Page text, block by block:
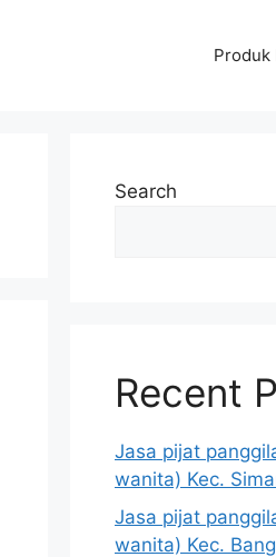
Produk
Search
Recent
Jasa pijat
wanita) Kec.
Jasa pijat
wanita) Kec.